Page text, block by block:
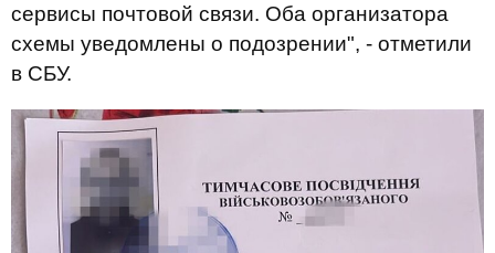
сервисы почтовой связи. Оба организатора
схемы уведомлены о подозрении", - отметили
в СБУ.